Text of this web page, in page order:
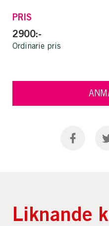
PRIS
2900:-
Ordinarie pris
Liknande